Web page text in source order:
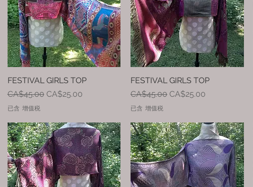
快速瀏覽
FESTIVAL GIRLS TOP
一般價格
CA$45.00 促銷價格
CA$25.00
已含 增值税
快速瀏覽
FESTIVAL GIRLS TOP
一般價格
CA$45.00 促銷價格
CA$25.00
已含 增值税